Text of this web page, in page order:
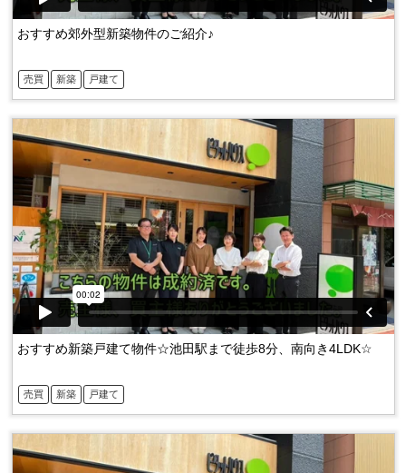
売買 新築 戸建て
おすすめ郊外型新築物件のご紹介♪
売買 新築 戸建て
おすすめ新築戸建て物件☆池田駅まで徒歩8分、南向き4LDK☆